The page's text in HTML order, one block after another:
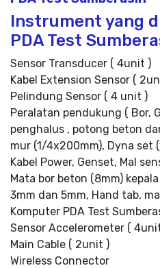
Instrument yang
PDA Test
Sensor Transducer ( 4unit )
Kabel Extension Sensor (
Pelindung Sensor ( 4 unit )
Peralatan pendukung ( Bor,
penghalus , potong beton
mur (1/4x200mm), Dyna set
Kabel Power, Genset, Mal
Mata bor beton (8mm)
3mm dan 5mm, Hand tab,
Komputer PDA Test
Sensor Accelerometer (
Main Cable ( 2unit )
Wireless Connector